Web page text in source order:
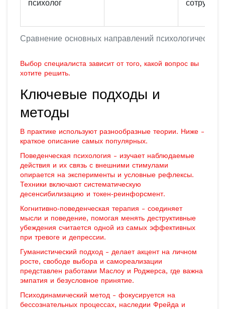
Сравнение основных направлений психологической
психолог
Выбор специалиста зависит от того, какой вопрос вы
хотите решить.
Ключевые подходы и
методы
В практике используют разнообразные теории. Ниже -
краткое описание самых популярных.
Поведенческая психология - изучает наблюдаемые
действия и их связь с внешними стимулами
опирается на эксперименты и условные рефлексы.
Техники включают систематическую
десенсибилизацию и токен‑реинфорсмент.
Когнитивно‑поведенческая терапия - соединяет
мысли и поведение, помогая менять деструктивные
убеждения считается одной из самых эффективных
при тревоге и депрессии.
Гуманистический подход - делает акцент на личном
росте, свободе выбора и самореализации
представлен работами Маслоу и Роджерса, где важна
эмпатия и безусловное принятие.
Психодинамический метод - фокусируется на
бессознательных процессах, наследии Фрейда и